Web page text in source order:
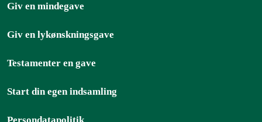
Giv en mindegave
Giv en lykønskningsgave
Testamenter en gave
Start din egen indsamling